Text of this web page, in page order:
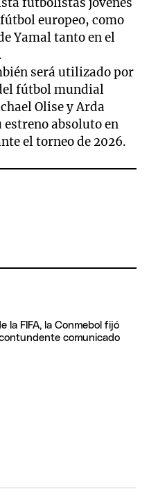
europeo, como
Yamal tanto en el
será utilizado por
fútbol mundial
Olise y Arda
absoluto en
el torneo de 2026.
la FIFA, la Conmebol fijó
comunicado